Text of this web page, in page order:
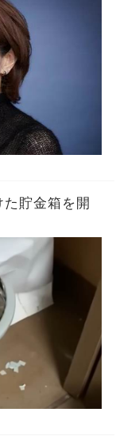
貯金箱を開